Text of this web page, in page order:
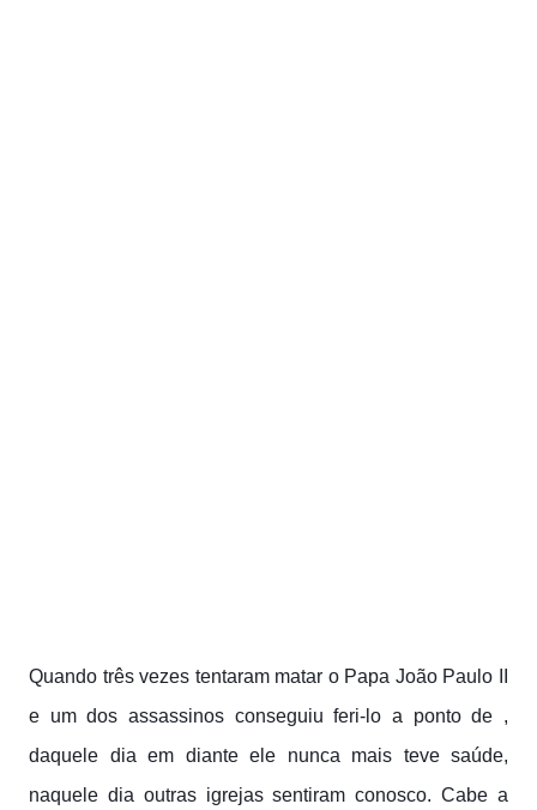
Quando três vezes tentaram matar o Papa João Paulo II
e um dos assassinos conseguiu feri-lo a ponto de ,
daquele dia em diante ele nunca mais teve saúde,
naquele dia outras igrejas sentiram conosco. Cabe a